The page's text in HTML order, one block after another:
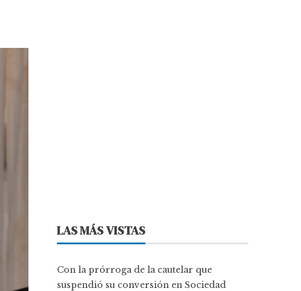
LAS MÁS VISTAS
Con la prórroga de la cautelar que
suspendió su conversión en Sociedad